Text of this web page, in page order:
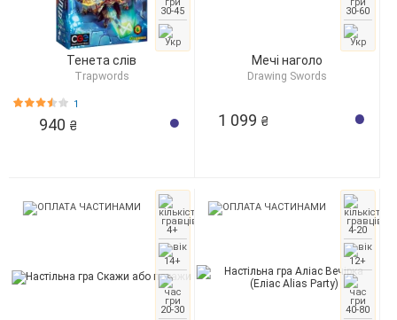
Тенета слів
Trapwords
30-45
1
940 ₴
Мечі наголо
Drawing Swords
30-60
1 099 ₴
4+
14+
20-30
4-20
12+
40-80